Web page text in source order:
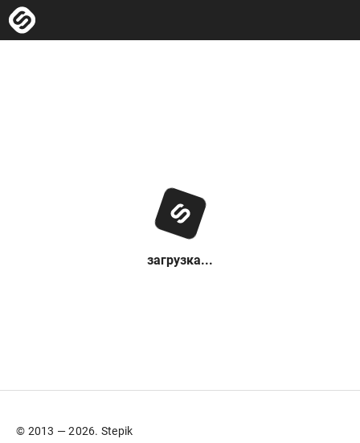
загрузка...
© 2013 — 2026. Stepik